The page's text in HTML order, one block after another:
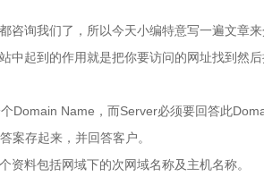
询我们了，所以今天小编特意写一遍文章来
中起到的作用就是把你要访问的网址找到然
Domain Name，而Server必须要回答此
案存起来，并回答客户。
料包括网域下的次网域名称及主机名称。